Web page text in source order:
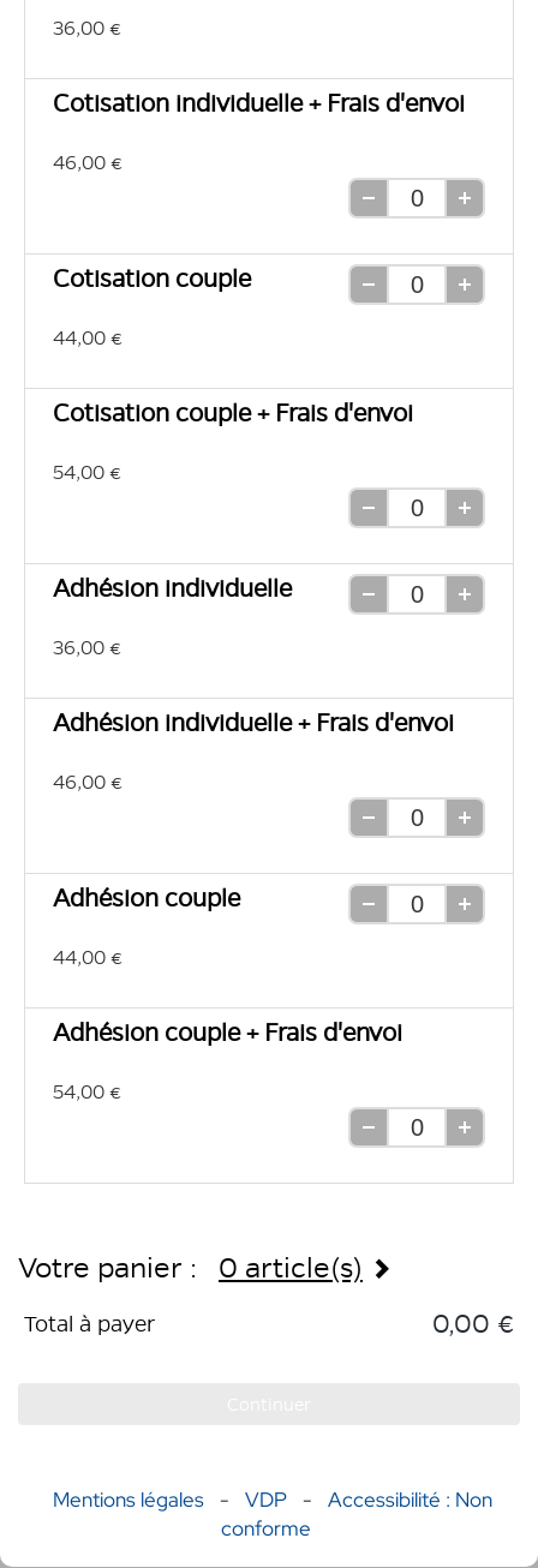
36,00 €
Cotisation individuelle + Frais d'envoi
46,00 €
Retirer
unité
Ajouter
unité
Cotisation couple
44,00 €
Retirer
Ajouter
Cotisation couple + Frais d'envoi
54,00 €
Retirer
unité
Ajouter
unité
Adhésion individuelle
36,00 €
Retirer
Ajouter
Adhésion individuelle + Frais d'envoi
46,00 €
Retirer
unité
Ajouter
unité
Adhésion couple
44,00 €
Retirer
Ajouter
Adhésion couple + Frais d'envoi
54,00 €
Retirer
Ajouter
Votre panier : 0 article(s)
Total à payer 0,00 €
Mentions légales - VDP -
Accessibilité : Non
conforme